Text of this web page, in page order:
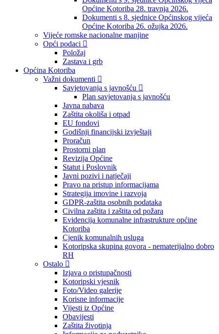
Općine Kotoriba 28. travnja 2026.
Dokumenti s 8. sjednice Općinskog vijeća
Općine Kotoriba 26. ožujka 2026.
Vijeće romske nacionalne manjine
Opći podaci
Položaj
Zastava i grb
Općina Kotoriba
Važni dokumenti
Savjetovanja s javnošću
Plan savjetovanja s javnošću
Javna nabava
Zaštita okoliša i otpad
EU fondovi
Godišnji financijski izvještaji
Proračun
Prostorni plan
Revizija Općine
Statut i Poslovnik
Javni pozivi i natječaji
Pravo na pristup informacijama
Strategija imovine i razvoja
GDPR-zaštita osobnih podataka
Civilna zaštita i zaštita od požara
Evidencija komunalne infrastrukture općine
Kotoriba
Cjenik komunalnih usluga
Kotoripska skupina govora - nematerijalno dobro
RH
Ostalo
Izjava o pristupačnosti
Kotoripski vjesnik
Foto/Video galerije
Korisne informacije
Vijesti iz Općine
Obavijesti
Zaštita životinja